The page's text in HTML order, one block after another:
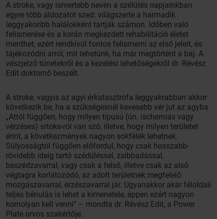
A stroke, vagy ismertebb nevén a szélütés napjainkban
egyre több áldozatot szed: világszerte a harmadik
leggyakoribb halálokként tartják számon. Időben való
felismerése és a korán megkezdett rehabilitáció életet
menthet, ezért rendkívül fontos felismerni az első jeleit, és
tájékozódni arról, mit tehetünk, ha már megtörtént a baj. A
vészjelző tünetekről és a kezelési lehetőségekről dr. Révész
Edit doktornő beszélt.
A stroke, vagyis az agyi érkatasztrófa leggyakrabban akkor
következik be, ha a szükségesnél kevesebb vér jut az agyba.
„Attól függően, hogy milyen típusú (ún. ischemiás vagy
vérzéses) srtoke-ról van szó, illetve, hogy milyen területet
érint, a következmények nagyon sokfélék lehetnek.
Súlyosságtól függően előfordul, hogy csak hosszabb-
rövidebb ideig tartó szédüléssel, zsibbadással,
beszédzavarral, vagy csak a felső, illetve csak az alsó
végtagra korlátozódó, az adott területnek megfelelő
mozgászavarral, érzészavarral jár. Ugyanakkor akár féloldali
teljes bénulás is lehet a kimenetele, éppen ezért nagyon
komolyan kell venni” – mondta dr. Révész Edit, a Power
Plate orvos szakértője.